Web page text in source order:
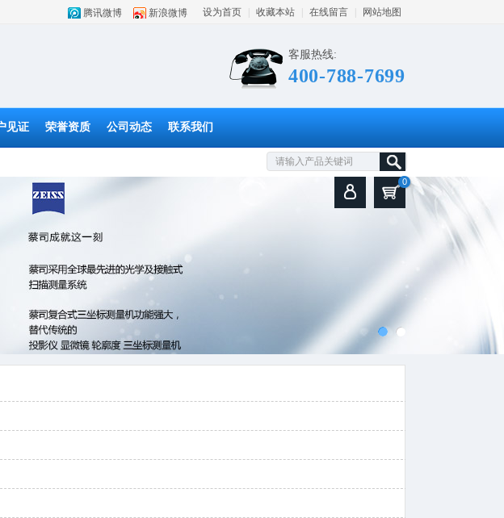
腾讯微博 新浪微博 设为首页 收藏本站 在线留言 网站地图
客服热线:
400-788-7699
见证 荣誉资质 公司动态 联系我们
0